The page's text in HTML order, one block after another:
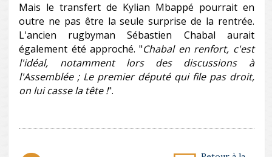
Mais le transfert de Kylian Mbappé pourrait en
outre ne pas être la seule surprise de la rentrée.
L'ancien rugbyman Sébastien Chabal aurait
également été approché. "Chabal en renfort, c'est
l'idéal, notamment lors des discussions à
l'Assemblée ; Le premier député qui file pas droit,
on lui casse la tête !".